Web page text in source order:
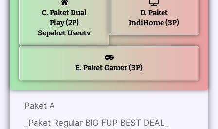
C. Paket Dual
Play (2P)
Sepaket Useetv
D. Paket
IndiHome (3P)
E. Paket Gamer (3P)
Paket A
_Paket Regular BIG FUP BEST DEAL_